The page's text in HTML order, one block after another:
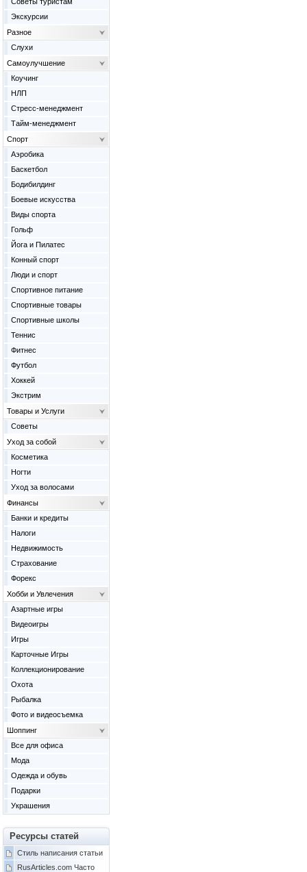
Экскурсии
Разное
Слухи
Самоулучшение
Коучинг
НЛП
Стресс-менеджмент
Тайм-менеджмент
Спорт
Аэробика
Баскетбол
Бодибилдинг
Боевые искусства
Виды спорта
Гольф
Йога и Пилатес
Конный спорт
Люди и спорт
Спортивное питание
Спортивные товары
Спортивные школы
Теннис
Фитнес
Футбол
Хоккей
Экстрим
Товары и Услуги
Советы
Уход за собой
Косметика
Ногти
Уход за волосами
Финансы
Банки и кредиты
Налоги
Недвижимость
Страхование
Форекс
Хобби и Увлечения
Азартные игры
Видеоигры
Игры
Карточные Игры
Коллекционирование
Охота
Рыбалка
Фото и видеосъемка
Шоппинг
Все для офиса
Мода
Одежда и обувь
Подарки
Украшения
Ресурсы статей
Стиль написания статьи
RusArticles.com Часто